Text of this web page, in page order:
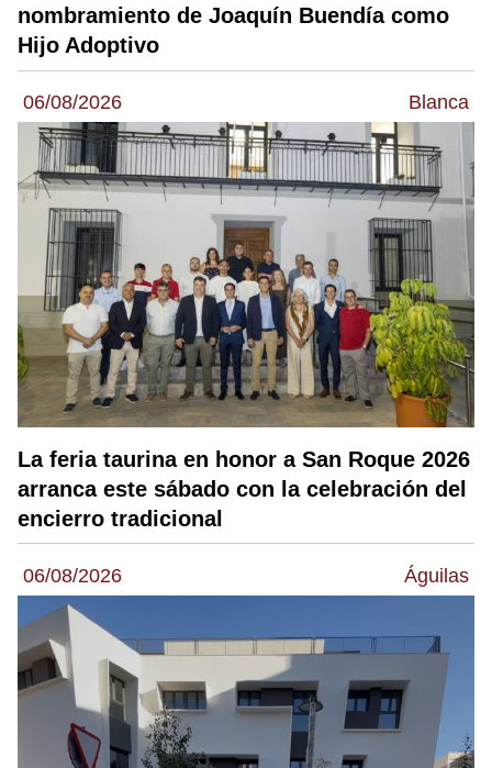
nombramiento de Joaquín Buendía como
Hijo Adoptivo
06/08/2026 Blanca
La feria taurina en honor a San Roque 2026
arranca este sábado con la celebración del
encierro tradicional
06/08/2026 Águilas